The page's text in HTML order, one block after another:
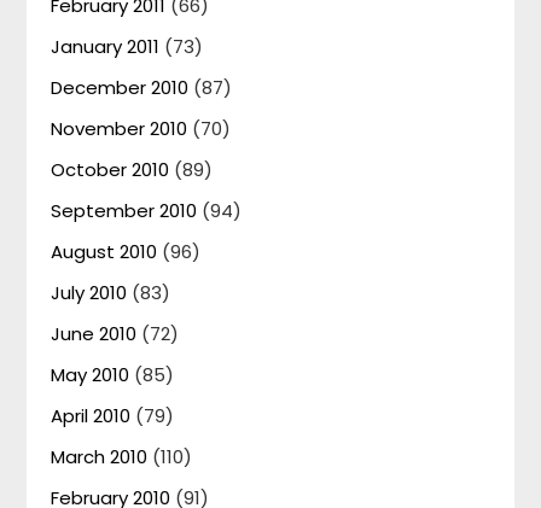
February 2011 (66)
January 2011 (73)
December 2010 (87)
November 2010 (70)
October 2010 (89)
September 2010 (94)
August 2010 (96)
July 2010 (83)
June 2010 (72)
May 2010 (85)
April 2010 (79)
March 2010 (110)
February 2010 (91)